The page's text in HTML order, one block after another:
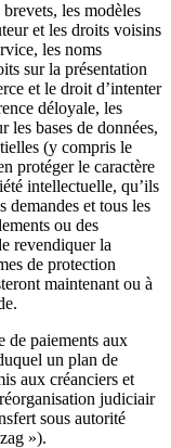
les modèles
et les droits voisins
les noms
sur la présentation
et le droit d’intenter
déloyale, les
les bases de données,
(y compris le
protéger le caractère
intellectuelle, qu’ils
demandes et tous les
ou des
revendiquer la
de protection
maintenant ou à
de paiements aux
un plan de
aux créanciers et
judiciair
sous autorité
»).